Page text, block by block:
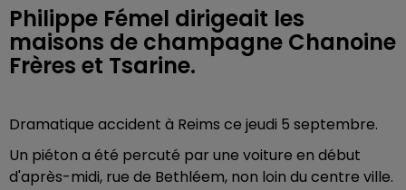
Philippe Fémel dirigeait les
maisons de champagne Chanoine
Frères et Tsarine.
Dramatique accident à Reims ce jeudi 5 septembre.
Un piéton a été percuté par une voiture en début
d'après-midi, rue de Bethléem, non loin du centre ville.